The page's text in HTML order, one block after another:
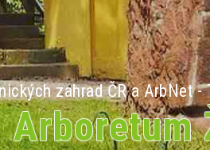
zahrad ČR a ArbNet
Arboretum